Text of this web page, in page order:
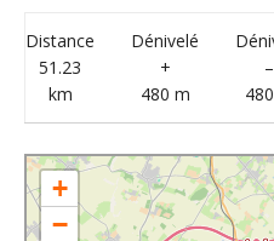
Distance
51.23
km
Dénivelé
+
480 m
–
+
−